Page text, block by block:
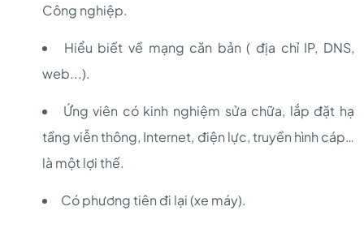
Công nghiệp.
Hiểu biết về mạng căn bản ( địa chỉ IP, DNS,
web...).
Ứng viên có kinh nghiệm sửa chữa, lắp đặt hạ
tầng viễn thông, Internet, điện lực, truyền hình cáp…
là một lợi thế.
Có phương tiên đi lại (xe máy).